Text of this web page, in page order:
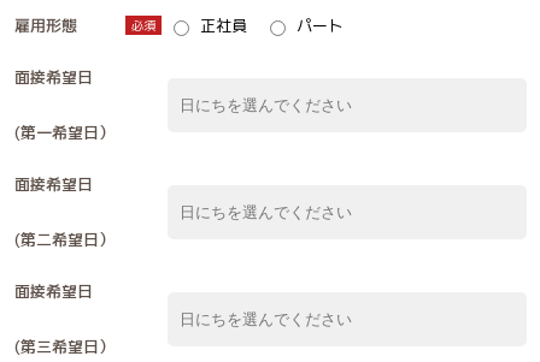
雇用形態 必須 正社員 パート
面接希望日
(第一希望日）
面接希望日
(第二希望日）
面接希望日
(第三希望日）